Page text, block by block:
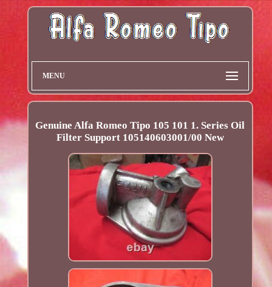
MENU
Genuine Alfa Romeo Tipo 105 101 1. Series Oil
Filter Support 105140603001/00 New